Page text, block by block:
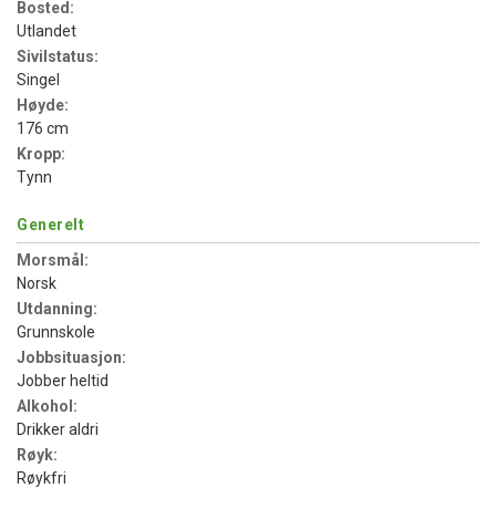
Bosted:
Utlandet
Sivilstatus:
Singel
Høyde:
176 cm
Kropp:
Tynn
Generelt
Morsmål:
Norsk
Utdanning:
Grunnskole
Jobbsituasjon:
Jobber heltid
Alkohol:
Drikker aldri
Røyk:
Røykfri